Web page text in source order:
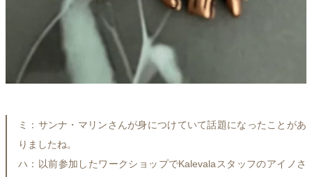
ミ：サンナ・マリンさんが身につけていて話題になったことがあ
りましたね。
ハ：以前参加したワークショップでKalevalaスタッフのアイノさ